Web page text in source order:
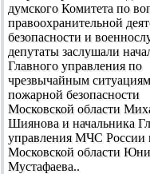
думского Комитета по
правоохранительной
безопасности и
депутаты заслушали
Главного управления по
чрезвычайным
пожарной безопасности
Московской области
Шиянова и начальника
управления МЧС России
Московской области
Мустафаева..